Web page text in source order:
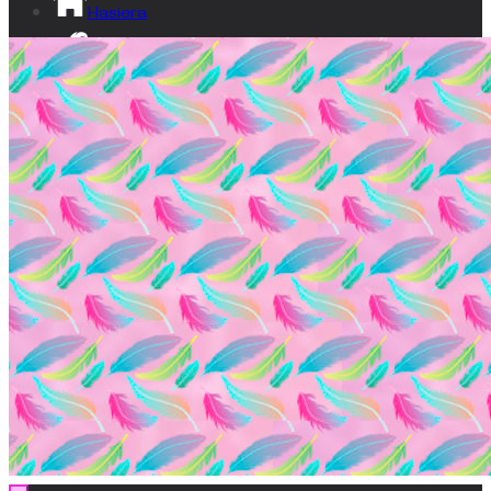
Hasiera
Izan lumatxo!
Ikusgune
Bideoak
Dokumentala
Gardentasuna
Kontaktua
EU
ES